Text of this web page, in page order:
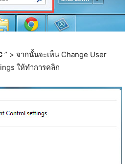
” > จากนั้นจะเห็น Change User
ให้ทำการคลิก